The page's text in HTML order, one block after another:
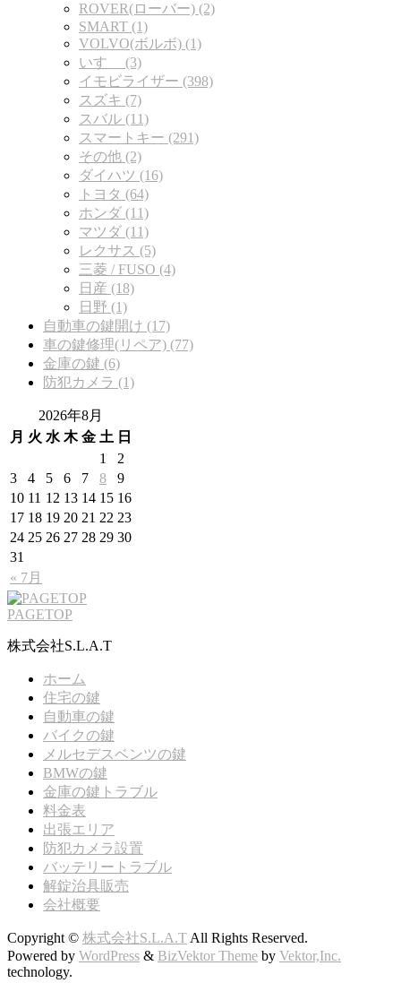
ROVER(ローバー) (2)
SMART (1)
VOLVO(ボルボ) (1)
いすゞ (3)
イモビライザー (398)
スズキ (7)
スバル (11)
スマートキー (291)
その他 (2)
ダイハツ (16)
トヨタ (64)
ホンダ (11)
マツダ (11)
レクサス (5)
三菱 / FUSO (4)
日産 (18)
日野 (1)
自動車の鍵開け (17)
車の鍵修理(リペア) (77)
金庫の鍵 (6)
防犯カメラ (1)
2026年8月
月 火 水 木 金 土 日
« 7月
1
2
3
4 5 6 7 8
9
10 11 12 13 14 15 16
17 18 19 20 21 22 23
24 25 26 27 28 29 30
31
PAGETOP
株式会社S.L.A.T
ホーム
住宅の鍵
自動車の鍵
バイクの鍵
メルセデスベンツの鍵
BMWの鍵
金庫の鍵トラブル
料金表
出張エリア
防犯カメラ設置
バッテリートラブル
解錠治具販売
会社概要
Copyright © 株式会社S.L.A.T All Rights Reserved.
Powered by WordPress & BizVektor Theme by Vektor,Inc.
technology.